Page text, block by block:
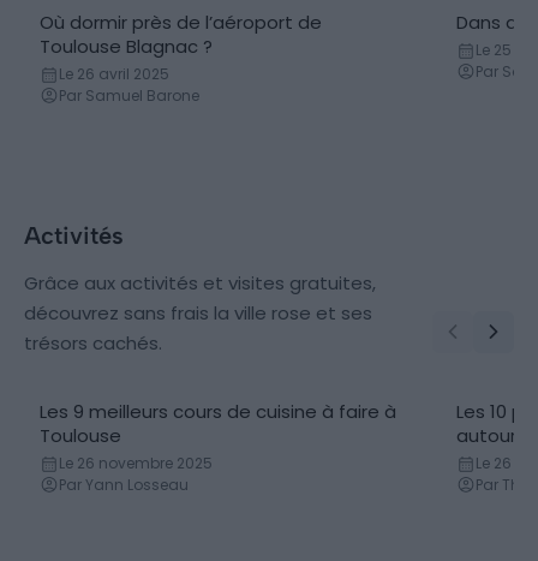
Où dormir près de l’aéroport de
Toulouse Blagnac ?
Le 26 avril 2025
Par Samuel Barone
Dans
Le 25
Par
Activités
Grâce aux activités et visites gratuites,
découvrez sans frais la ville rose et ses
trésors cachés.
Cours de cuisine
Les 9 meilleurs cours de cuisine à faire à
Toulouse
Le 26 novembre 2025
Par Yann Losseau
Les 10
autour
Le 26
Par